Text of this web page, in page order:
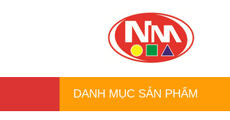
DANH MỤC SẢN PHẨM